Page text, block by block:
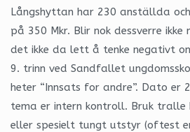
Långshyttan har 230 anställda
på 350 Mkr. Blir nok dessverre
det ikke da lett å tenke negativt
9. trinn ved Sandfallet
heter “Innsats for andre”. Dato er
tema er intern kontroll. Bruk tralle
eller spesielt tungt utstyr (oftest